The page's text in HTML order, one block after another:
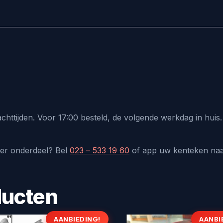
Voor 17:00 besteld, de volgende werkdag in
onderdeel? Bel 023 – 533 19 60 of app uw kenteken
AANBIEDING!